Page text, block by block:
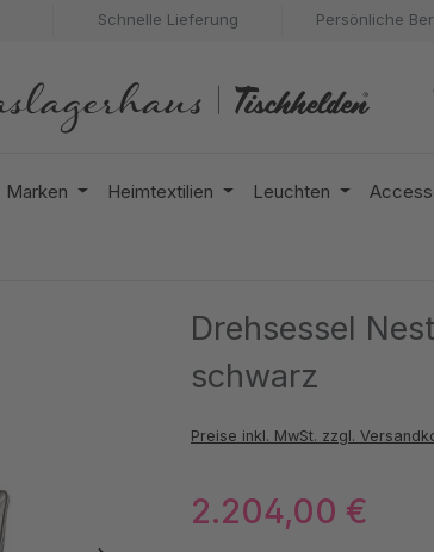
Schnelle Lieferung Persönliche
Marken Heimtextilien Leuchten
Drehsessel
schwarz
Preise inkl. MwSt. zzgl.
2.204,00 €